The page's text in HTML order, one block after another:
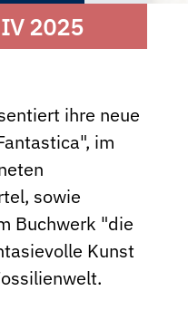
2025
ihre neue
im
sowie
Buchwerk "die
Kunst